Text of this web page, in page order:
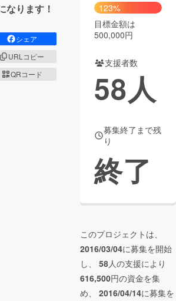
なります！
シェア
URLコピー
QRコード
123%
目標金額は
500,000円
支援者数
58人
募集終了まで残
り
終了
このプロジェクトは、
2016/03/04に募集を開始
し、 58人の支援により
616,500円の資金を集
め、 2016/04/14に募集を